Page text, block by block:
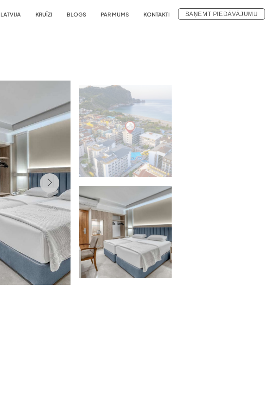
LATVIJA KRUĪZI BLOGS PAR MUMS KONTAKTI SAŅEMT PIEDĀVĀJUMU